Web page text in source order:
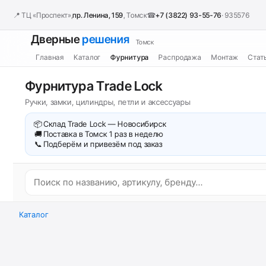
📍 ТЦ «Проспект»,пр. Ленина, 159 , Томск☎+7 (3822) 93-55-76· 935576
Дверныерешения Томск
Главная Каталог Фурнитура Распродажа Монтаж
Фурнитура Trade Lock
Ручки, замки, цилиндры, петли и аксессуары
📦Склад Trade Lock — Новосибирск
🚚 Поставка в Томск 1 раз в неделю
📞 Подберём и привезём под заказ
Каталог